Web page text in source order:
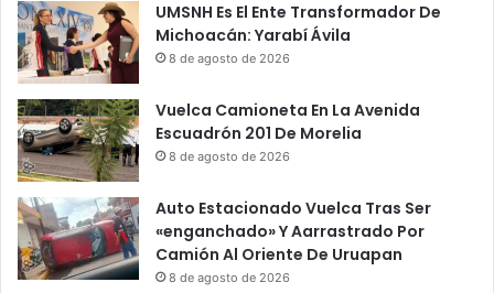
UMSNH Es El Ente Transformador De
Michoacán: Yarabí Ávila
8 de agosto de 2026
Vuelca Camioneta En La Avenida
Escuadrón 201 De Morelia
8 de agosto de 2026
Auto Estacionado Vuelca Tras Ser
«enganchado» Y Aarrastrado Por
Camión Al Oriente De Uruapan
8 de agosto de 2026